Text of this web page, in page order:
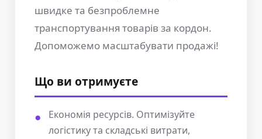
швидке та безпроблемне
транспортування товарів за кордон.
Допоможемо масштабувати продажі!
Що ви отримуєте
Економія ресурсів. Оптимізуйте
логістику та складські витрати,